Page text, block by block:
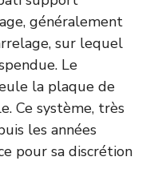
généralement
sur lequel
Le
la plaque de
Ce système, très
les années
pour sa discrétion